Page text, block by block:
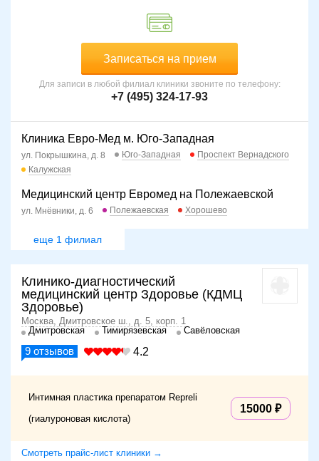
Записаться на прием
Для записи в любой филиал клиники звоните по телефону:
+7 (495) 324-17-93
Клиника Евро-Мед м. Юго-Западная
ул. Покрышкина, д. 8 Юго-Западная
Проспект Вернадского
Калужская
Медицинский центр Евромед на Полежаевской
ул. Мнёвники, д. 6 Полежаевская Хорошево
еще 1 филиал
Клинико-диагностический
медицинский центр Здоровье (КДМЦ
Здоровье)
Москва, Дмитровское ш., д. 5, корп. 1
Дмитровская
Тимирязевская Савёловская
9 отзывов 4.2
Интимная пластика препаратом Repreli
(гиалуроновая кислота)
15000
Смотреть прайс-лист клиники →